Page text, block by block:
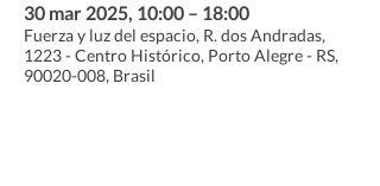
30 mar 2025, 10:00 – 18:00
Fuerza y luz del espacio, R. dos Andradas,
1223 - Centro Histórico, Porto Alegre - RS,
90020-008, Brasil